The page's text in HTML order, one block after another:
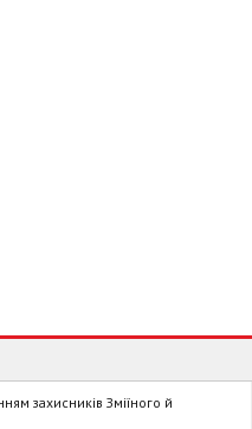
захисників Зміїного й